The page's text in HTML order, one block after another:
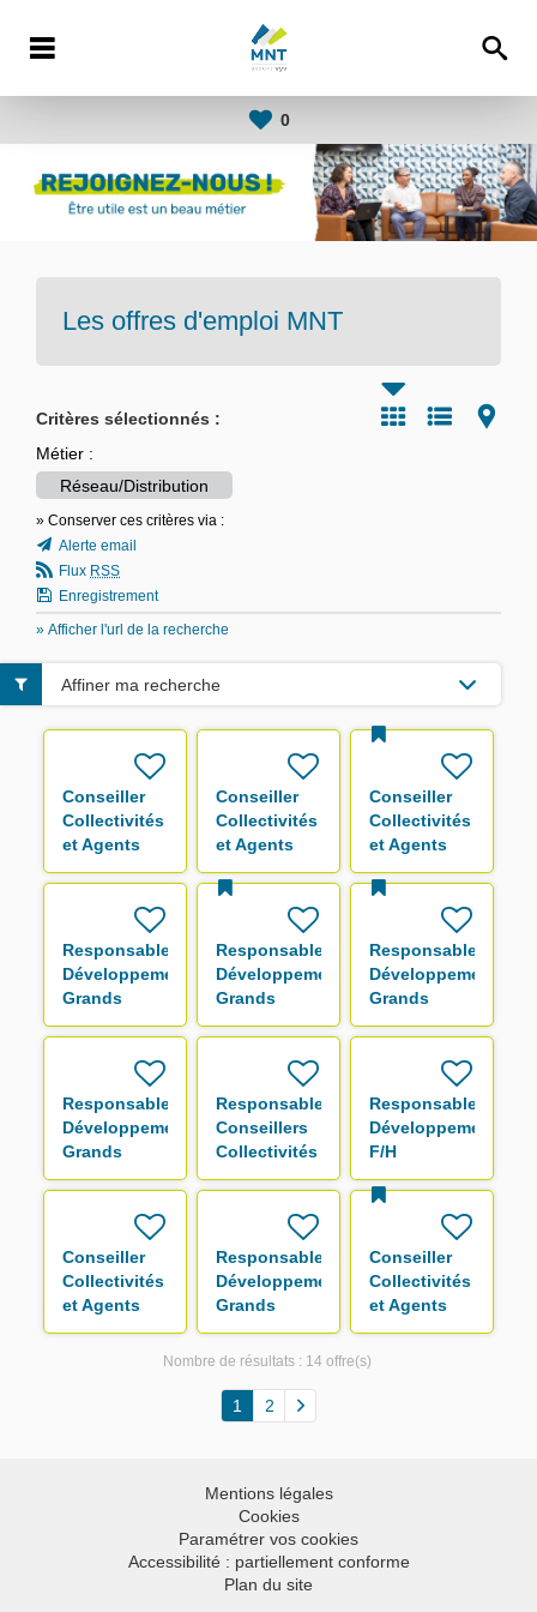
0
Les offres d'emploi MNT
Critères sélectionnés :
Métier :
Réseau/Distribution
» Conserver ces critères via :
Alerte email
Flux RSS
Enregistrement
» Afficher l'url de la recherche
Conseiller
Collectivités
et Agents
F/H
Conseiller
Collectivités
et Agents
F/H
Conseiller
Collectivités
et Agents
F/H
Responsable
Développement
Grands
Comptes F/H
Responsable
Développement
Grands
Comptes F/H
Responsable
Développement
Grands
Comptes F/H
Responsable
Développement
Grands
Comptes F/H
Responsable
Conseillers
Collectivités
& Agents
Responsable
Développement
F/H
Conseiller
Collectivités
et Agents
F/H
Responsable
Développement
Grands
Comptes F/H
Conseiller
Collectivités
et Agents
F/H
Affiner ma recherche
Nombre de résultats : 14 offre(s)
1 2
Mentions légales
Cookies
Paramétrer vos cookies
Accessibilité : partiellement conforme
Plan du site